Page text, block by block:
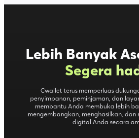
Lebih Banyak
Segera
Cwallet terus memperluas
penyimpanan, peminjaman, dan
membantu Anda membuka lebih
mengembangkan, menghasilkan, dan
digital Anda secara